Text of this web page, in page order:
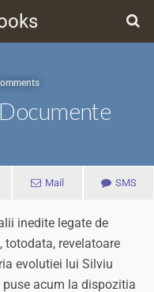
Mail SMS
inedite legate de
totodata, revelatoare
evolutiei lui Silviu
acum la dispozitia